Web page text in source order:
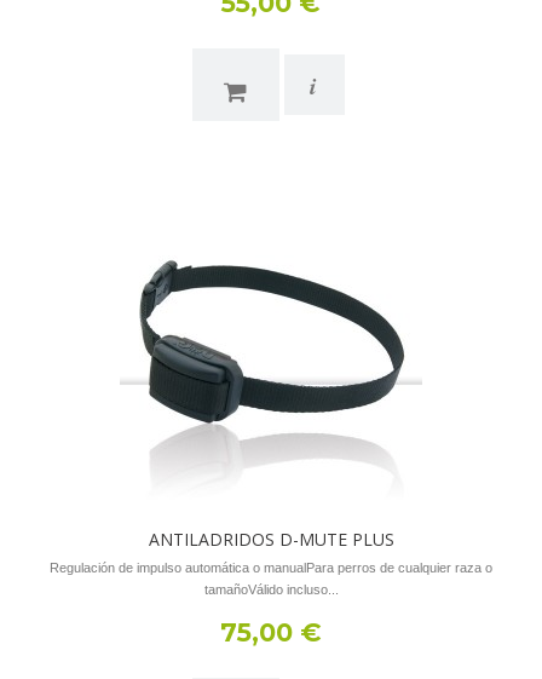
i
ANTILADRIDOS D-MUTE PLUS
Regulación de impulso automática o manualPara perros de cualquier raza o
tamañoVálido incluso...
75,00 €